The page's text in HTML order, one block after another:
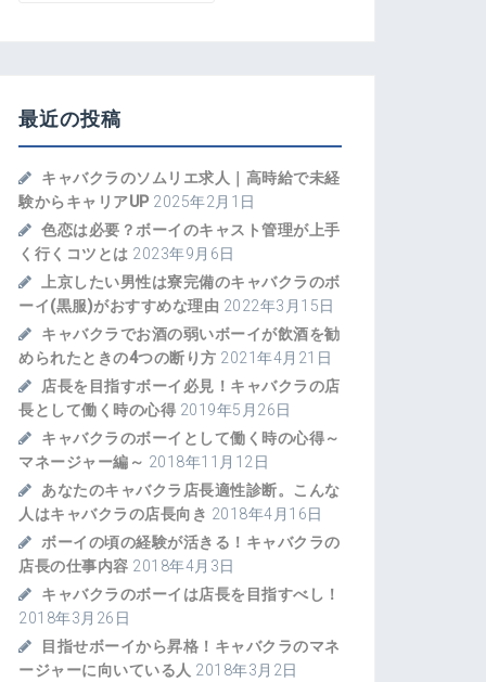
最近の投稿
キャバクラのソムリエ求人｜高時給で未経
験からキャリアUP 2025年2月1日
色恋は必要？ボーイのキャスト管理が上手
く行くコツとは 2023年9月6日
上京したい男性は寮完備のキャバクラのボ
ーイ(黒服)がおすすめな理由 2022年3月15日
キャバクラでお酒の弱いボーイが飲酒を勧
められたときの4つの断り方 2021年4月21日
店長を目指すボーイ必見！キャバクラの店
長として働く時の心得 2019年5月26日
キャバクラのボーイとして働く時の心得～
マネージャー編～ 2018年11月12日
あなたのキャバクラ店長適性診断。こんな
人はキャバクラの店長向き 2018年4月16日
ボーイの頃の経験が活きる！キャバクラの
店長の仕事内容 2018年4月3日
キャバクラのボーイは店長を目指すべし！
2018年3月26日
目指せボーイから昇格！キャバクラのマネ
ージャーに向いている人 2018年3月2日